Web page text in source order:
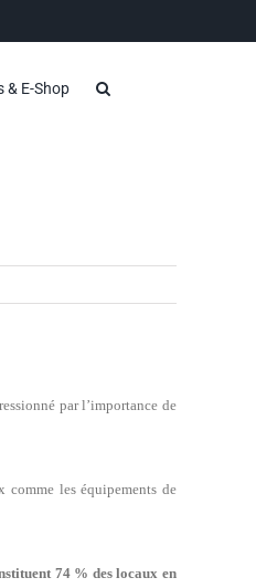
& E-Shop
par l’importance de
comme les équipements de
74 % des locaux en